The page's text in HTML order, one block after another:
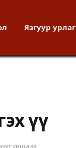
Язгуур урлаг
үү
уншина